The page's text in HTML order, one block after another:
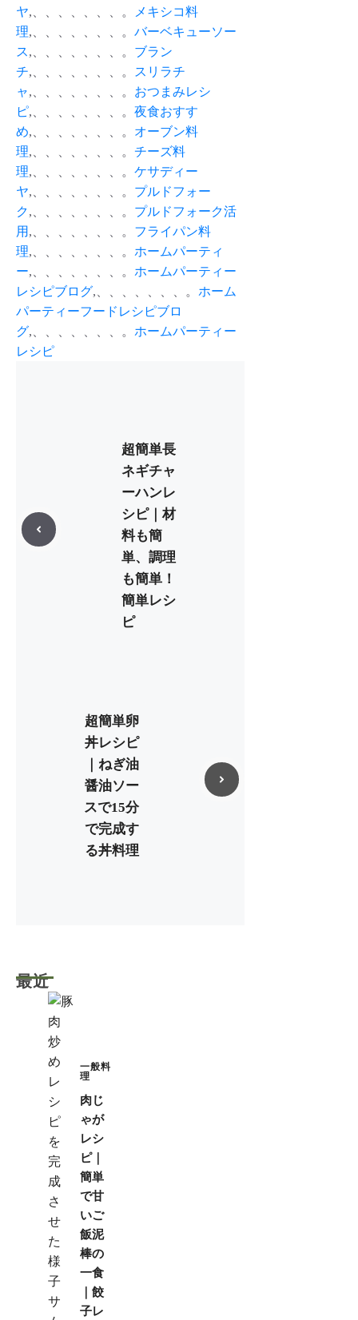
ー
ヤ,、、、、、、、。
メキシコ料
理,、、、、、、、。 バーベキューソー
ス,、、、、、、、。 ブラン
チ,、、、、、、、。 スリラチ
ャ,、、、、、、、。 おつまみレシ
ピ,、、、、、、、。 夜食おすす
め,、、、、、、、。 オーブン料
理,、、、、、、、。 チーズ料
理,、、、、、、、。 ケサディー
ヤ,、、、、、、、。 プルドフォー
ク,、、、、、、、。 プルドフォーク活
用 ,、、、、、、、。 フライパン料
理,、、、、、、、。 ホームパーティ
ー,、、、、、、、。 ホームパーティー
レシピブログ,、、、、、、、。 ホーム
パーティーフードレシピブロ
グ,、、、、、、、。 ホームパーティー
レシピ
超簡単長
ネギチャ
ーハンレ
シピ｜材
料も簡
単、調理
も簡単！
簡単レシ
ピ
超簡単卵
丼レシピ
｜ねぎ油
醤油ソー
スで15分
で完成す
る丼料理
最近
一般料
理
肉じ
ゃが
レシ
ピ｜
簡単
で甘
いご
飯泥
棒の
一食
｜餃
子レ